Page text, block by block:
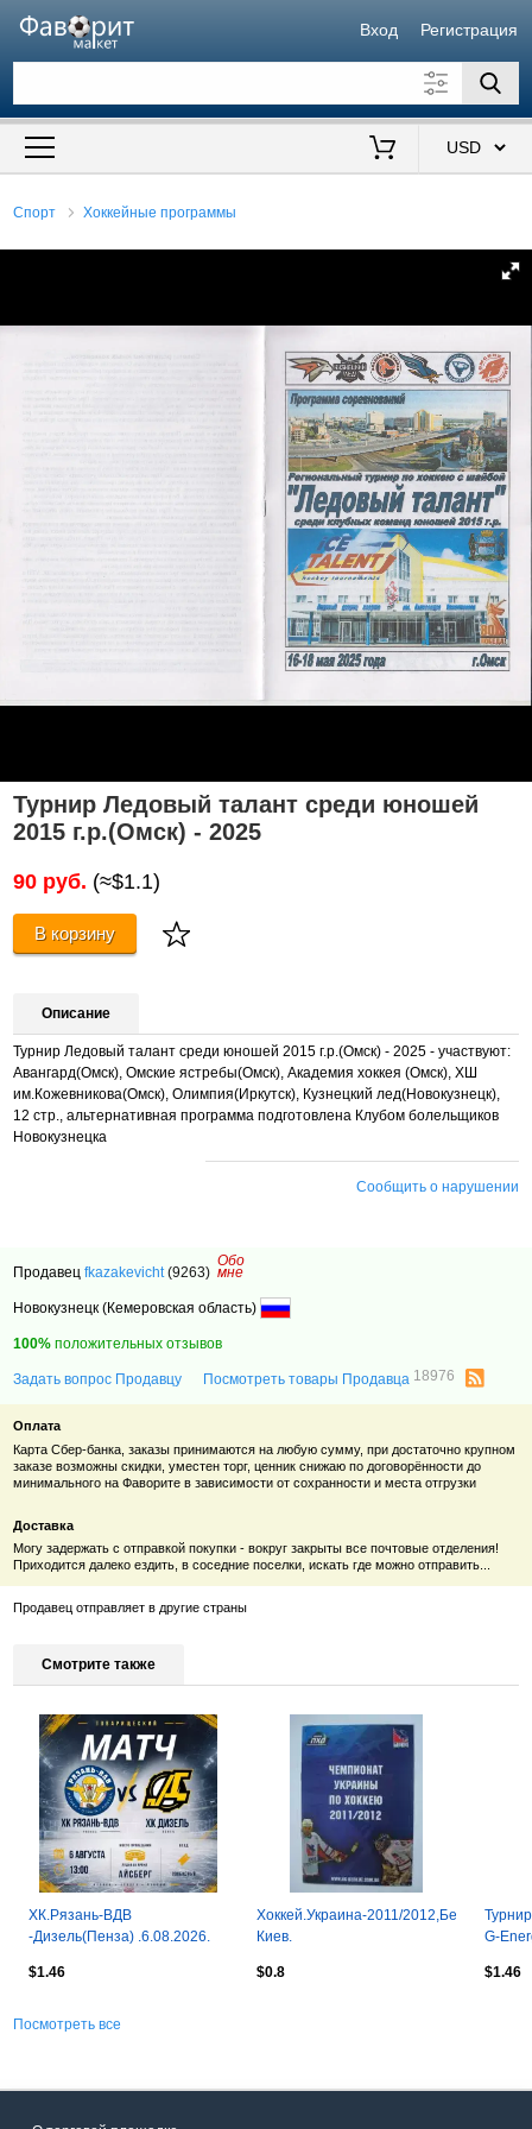
Вход Регистрация
Искать также в описании
Спорт Хоккейные программы
Турнир Ледовый талант среди юношей
2015 г.р.(Омск) - 2025
90 руб. (≈$1.1)
В корзину
Описание
Турнир Ледовый талант среди юношей 2015 г.р.(Омск) - 2025 - участвуют:
Авангард(Омск), Омские ястребы(Омск), Академия хоккея (Омск), ХШ
им.Кожевникова(Омск), Олимпия(Иркутск), Кузнецкий лед(Новокузнецк),
12 стр.,альтернативная программа подготовлена Клубом болельщиков
Новокузнецка
Сообщить о нарушении
Продавецfkazakevicht (9263)
Обо
мне
Новокузнецк (Кемеровская область)
100% положительных отзывов
Задать вопрос Продавцу Посмотреть товары Продавца 18976
Оплата
Карта Сбер-банка, заказы принимаются на любую сумму, при достаточно крупном
заказе возможны скидки, уместен торг, ценник снижаю по договорённости до
минимального на Фаворите в зависимости от сохранности и места отгрузки
Доставка
Могу задержать с отправкой покупки - вокруг закрыты все почтовые отделения!
Приходится далеко ездить, в соседние поселки, искать где можно отправить...
Продавец отправляет в другие страны
Смотрите также
ХК.Рязань-ВДВ
-Дизель(Пенза) .6.08.2026.
$1.46
Хоккей.Украина-2011/2012,Беркут
Киев.
$0.8
G-
$1.46
Посмотреть все